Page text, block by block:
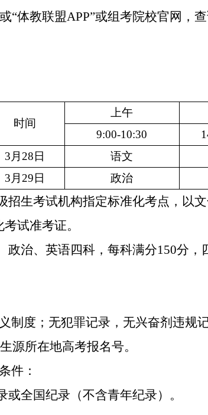
“体教联盟APP”或组考院校官网，
时间
上午
9:00-10:30
3 月 28 日 语文
3 月 29 日 政治
招生考试机构指定标准化考点，以
试准考证。
政治、英语四科，每科满分150分，
制度；无犯罪记录，无兴奋剂违规
源所在地高考报名号。
件：
全国纪录（不含青年纪录）。